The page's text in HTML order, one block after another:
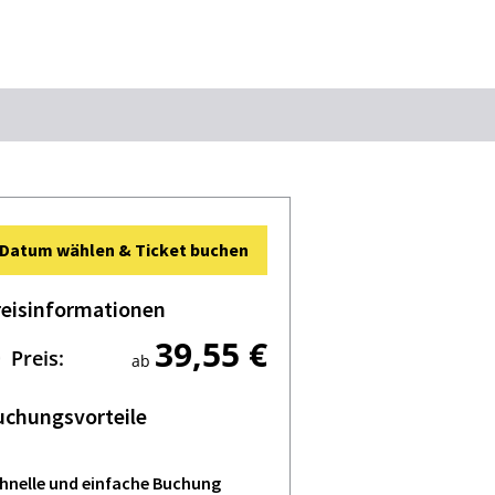
Suchbegriff
Das könnte Sie interessieren
Ausflugsziele
Datum wählen & Ticket buchen
Preis: ab 39,55 €
und einfache Buchung